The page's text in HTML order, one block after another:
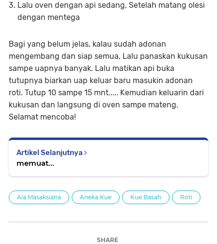
Lalu oven dengan api sedang, Setelah matang olesi
dengan mentega
Bagi yang belum jelas, kalau sudah adonan
mengembang dan siap semua, Lalu panaskan kukusan
sampe uapnya banyak. Lalu matikan api buka
tutupnya biarkan uap keluar baru masukin adonan
roti. Tutup 10 sampe 15 mnt..... Kemudian keluarin dari
kukusan dan langsung di oven sampe mateng.
Selamat mencoba!
Artikel Selanjutnya
memuat...
Ala Masaksiana Aneka Kue Kue Basah Roti
SHARE